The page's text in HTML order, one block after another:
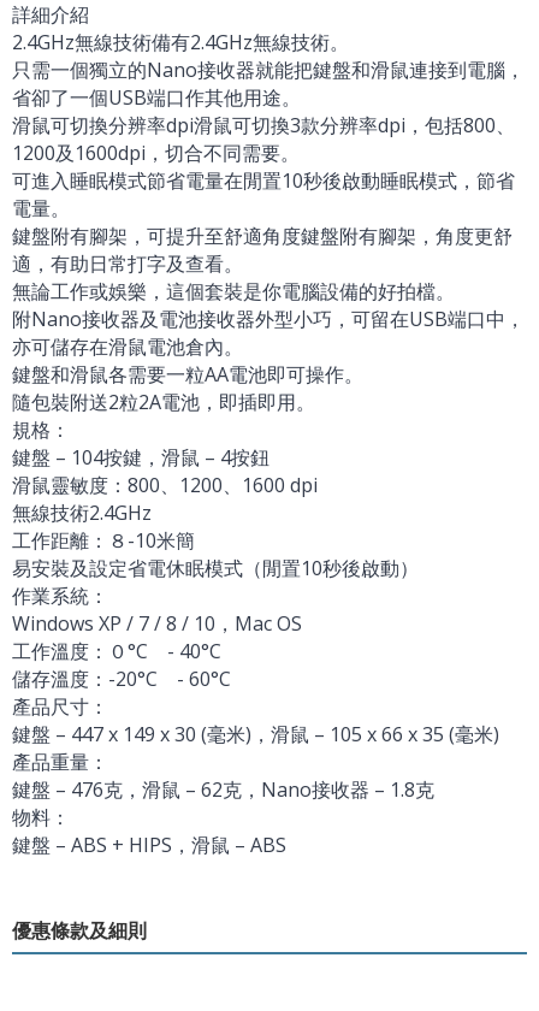
詳細介紹
2.4GHz無線技術備有2.4GHz無線技術。
只需一個獨立的Nano接收器就能把鍵盤和滑鼠連接到電腦，
省卻了一個USB端口作其他用途。
滑鼠可切換分辨率dpi滑鼠可切換3款分辨率dpi，包括800、
1200及1600dpi，切合不同需要。
可進入睡眠模式節省電量在閒置10秒後啟動睡眠模式，節省
電量。
鍵盤附有腳架，可提升至舒適角度鍵盤附有腳架，角度更舒
適，有助日常打字及查看。
無論工作或娛樂，這個套裝是你電腦設備的好拍檔。
附Nano接收器及電池接收器外型小巧，可留在USB端口中，
亦可儲存在滑鼠電池倉內。
鍵盤和滑鼠各需要一粒AA電池即可操作。
隨包裝附送2粒2A電池，即插即用。
規格：
鍵盤 – 104按鍵，滑鼠 – 4按鈕
滑鼠靈敏度：800、1200、1600 dpi
無線技術2.4GHz
工作距離：８-10米簡
易安裝及設定省電休眠模式（閒置10秒後啟動）
作業系統：
Windows XP / 7 / 8 / 10，Mac OS
工作溫度：０°C - 40°C
儲存溫度：-20°C - 60°C
產品尺寸：
鍵盤 – 447 x 149 x 30 (毫米)，滑鼠 – 105 x 66 x 35 (毫米)
產品重量：
鍵盤 – 476克，滑鼠 – 62克，Nano接收器 – 1.8克
物料：
鍵盤 – ABS + HIPS，滑鼠 – ABS
優惠條款及細則